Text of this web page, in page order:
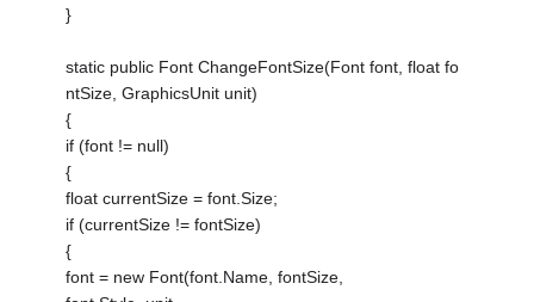
}
static public Font ChangeFontSize(Font font, float fo
ntSize, GraphicsUnit unit)
{
if (font != null)
{
float currentSize = font.Size;
if (currentSize != fontSize)
{
font = new Font(font.Name, fontSize,